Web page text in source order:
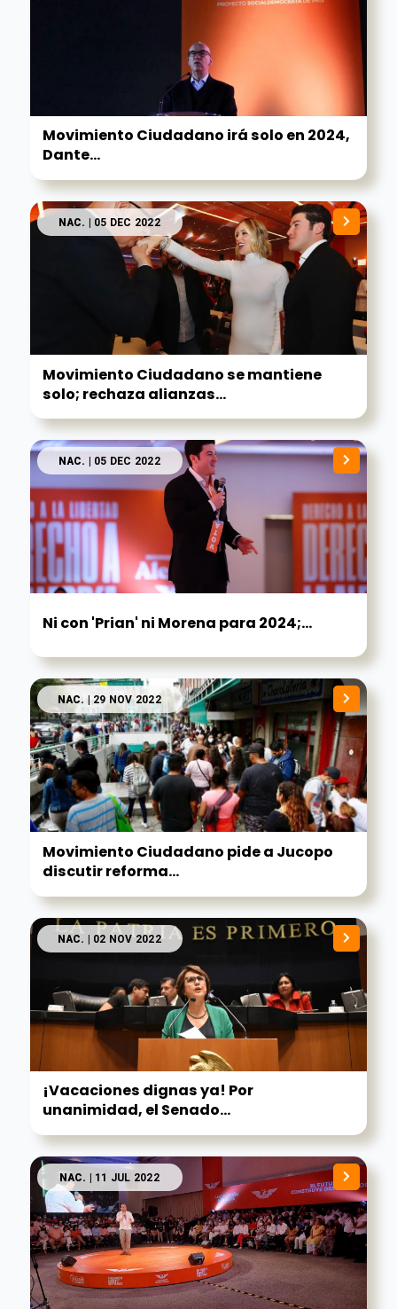
Movimiento Ciudadano irá solo en 2024,
Dante...
NAC. | 05 DEC 2022
Movimiento Ciudadano se mantiene
solo; rechaza alianzas...
NAC. | 05 DEC 2022
Ni con 'Prian' ni Morena para 2024;...
NAC. | 29 NOV 2022
Movimiento Ciudadano pide a Jucopo
discutir reforma...
NAC. | 02 NOV 2022
¡Vacaciones dignas ya! Por
unanimidad, el Senado...
NAC. | 11 JUL 2022